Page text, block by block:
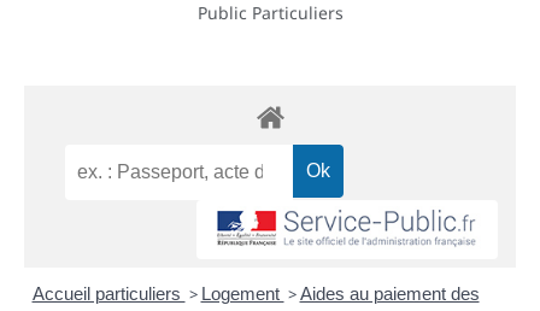
Public Particuliers
Accueil particuliers > Logement > Aides au paiement des